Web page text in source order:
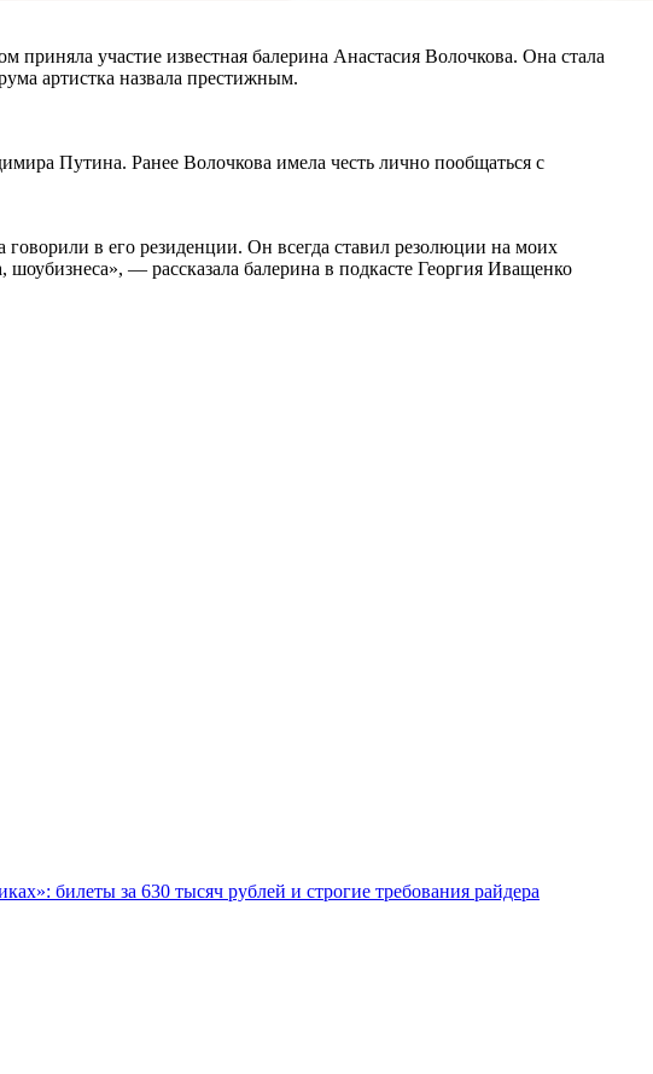
участие известная балерина Анастасия Волочкова. Она стала
артистка назвала престижным.
Путина. Ранее Волочкова имела честь лично пообщаться с
в его резиденции. Он всегда ставил резолюции на моих
— рассказала балерина в подкасте Георгия Иващенко
билеты за 630 тысяч рублей и строгие требования райдера